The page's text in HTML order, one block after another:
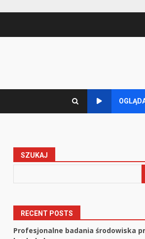
SZUKAJ
RECENT POSTS
Profesjonalne badania środowiska